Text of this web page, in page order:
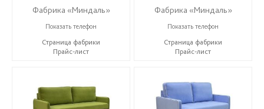
Фабрика «Миндаль»
+7 (927) 630-62-82
Показать телефон
Страница фабрики
Прайс-лист
Фабрика «Миндаль»
+7 (927) 630-62-82
Показать телефон
Страница фабрики
Прайс-лист